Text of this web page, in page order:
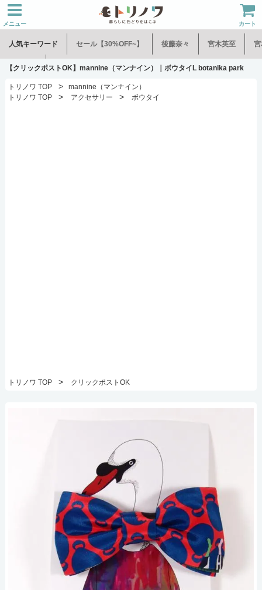
メニュー カート
人気キーワード セール【30%OFF~】 後藤奈々 宮木英至 宮
水谷和音 児玉修治
【クリックポストOK】mannine（マンナイン）｜ボウタイL botanika park
トリノワ TOP >
mannine（マンナイン）
トリノワ TOP
> アクセサリー > ボウタイ
トリノワ TOP > クリックポストOK